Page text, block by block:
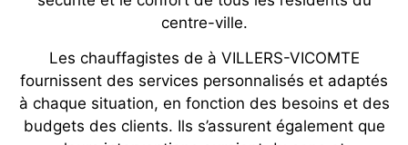
centre-ville.
Les chauffagistes de à VILLERS-VICOMTE
fournissent des services personnalisés et adaptés
à chaque situation, en fonction des besoins et des
budgets des clients. Ils s’assurent également que